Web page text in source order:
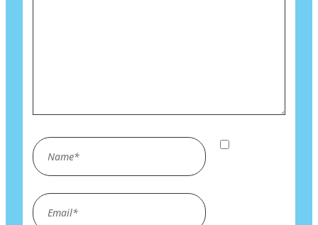
Name*
Email*